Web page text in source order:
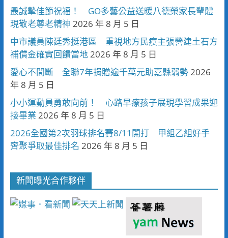
最誠摯佳節祝福！ GO多藝公益送暖八德榮家長輩體
現敬老尊老精神 2026 年 8 月 5 日
中市議員陳廷秀挺港區 重視地方民瘼主張營建土石方
補償金確實回饋當地2026 年 8 月 5 日
愛心不間斷 全聯7年捐贈逾千萬元助嘉縣弱勢2026
年 8 月 5 日
小小運動員勇敢向前！ 心路早療孩子展現學習成果迎
接畢業 2026 年 8 月 5 日
2026全國第2次羽球排名賽8/11開打 甲組乙組好手
齊聚爭取最佳排名 2026 年 8 月 5 日
新聞曝光合作夥伴